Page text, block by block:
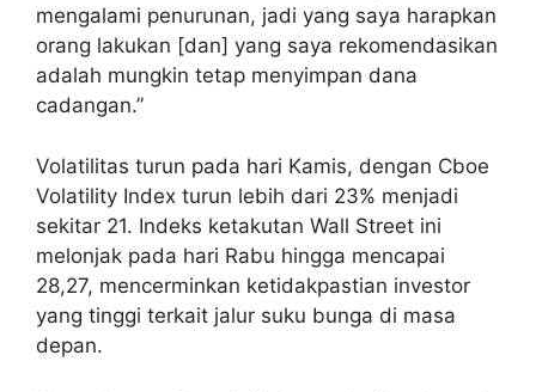
mengalami penurunan, jadi yang saya harapkan
orang lakukan [dan] yang saya rekomendasikan
adalah mungkin tetap menyimpan dana
cadangan.”
Volatilitas turun pada hari Kamis, dengan Cboe
Volatility Index turun lebih dari 23% menjadi
sekitar 21. Indeks ketakutan Wall Street ini
melonjak pada hari Rabu hingga mencapai
28,27, mencerminkan ketidakpastian investor
yang tinggi terkait jalur suku bunga di masa
depan.